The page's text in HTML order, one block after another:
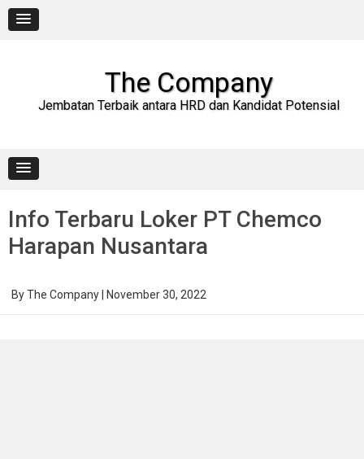
content
The Company
Jembatan Terbaik antara HRD dan Kandidat Potensial
Info Terbaru Loker PT Chemco
Harapan Nusantara
ByThe Company November 30, 2022